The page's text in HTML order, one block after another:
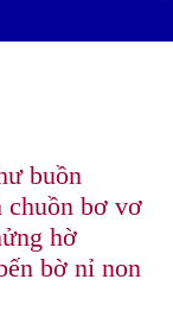
buồn
chuồn bơ vơ
hờ
bờ nỉ non